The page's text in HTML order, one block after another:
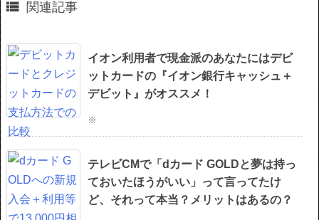
 関連記事
イオン利用者で現金派のあなたにはデビ
ットカードの『イオン銀行キャッシュ＋
デビット』がオススメ！
※
テレビCMで「dカード GOLDと夢は持っ
ておいたほうがいい」って言ってたけ
ど、それって本当？メリットはあるの？